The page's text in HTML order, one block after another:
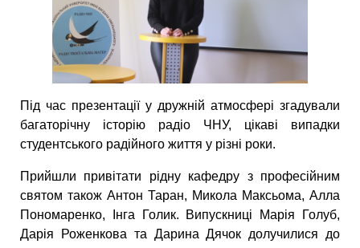
Під час презентації у дружній атмосфері згадували
багаторічну історію радіо ЧНУ, цікаві випадки
студентського радійного життя у різні роки.
Прийшли привітати рідну кафедру з професійним
святом також Антон Таран, Микола Максьома, Алла
Пономаренко, Інга Голик. Випускниці Марія Голуб,
Дарія Роженкова та Дарина Дячок долучилися до